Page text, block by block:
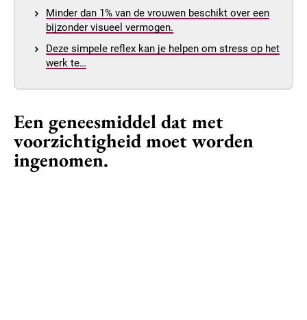
Minder dan 1% van de vrouwen beschikt over een
bijzonder visueel vermogen.
Deze simpele reflex kan je helpen om stress op het
werk te…
Een geneesmiddel dat met
voorzichtigheid moet worden
ingenomen.